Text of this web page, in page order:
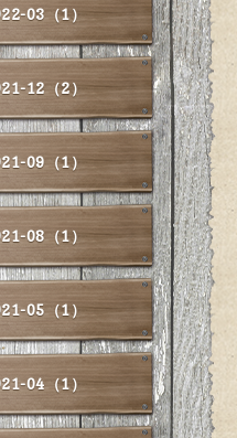
03（1）
12（2）
09（1）
08（1）
05（1）
04（1）